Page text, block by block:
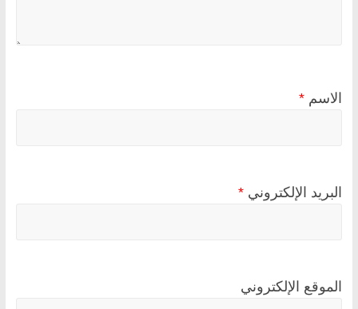
الاسم *
البريد الإلكتروني *
الموقع الإلكتروني